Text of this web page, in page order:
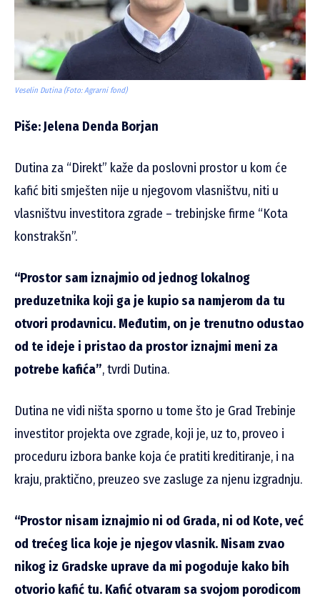
Veselin Dutina (Foto: Agrarni fond)
Piše: Jelena Denda Borjan
Dutina za “Direkt” kaže da poslovni prostor u kom će
kafić biti smješten nije u njegovom vlasništvu, niti u
vlasništvu investitora zgrade – trebinjske firme “Kota
konstrakšn”.
“Prostor sam iznajmio od jednog lokalnog
preduzetnika koji ga je kupio sa namjerom da tu
otvori prodavnicu. Međutim, on je trenutno odustao
od te ideje i pristao da prostor iznajmi meni za
potrebe kafića”, tvrdi Dutina.
Dutina ne vidi ništa sporno u tome što je Grad Trebinje
investitor projekta ove zgrade, koji je, uz to, proveo i
proceduru izbora banke koja će pratiti kreditiranje, i na
kraju, praktično, preuzeo sve zasluge za njenu izgradnju.
“Prostor nisam iznajmio ni od Grada, ni od Kote, već
od trećeg lica koje je njegov vlasnik. Nisam zvao
nikog iz Gradske uprave da mi pogoduje kako bih
otvorio kafić tu. Kafić otvaram sa svojom porodicom